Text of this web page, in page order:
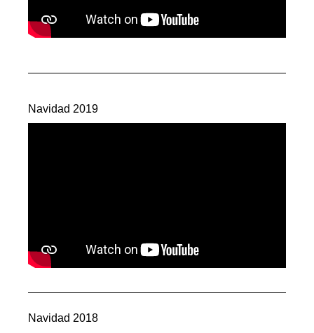
Navidad 2019
Navidad 2018